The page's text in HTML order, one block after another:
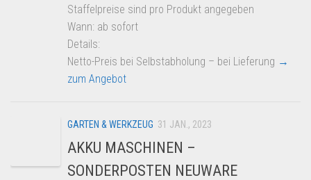
Staffelpreise sind pro Produkt angegeben
Wann: ab sofort
Details:
Netto-Preis bei Selbstabholung – bei Lieferung →
zum Angebot
GARTEN & WERKZEUG 31 JAN., 2023
AKKU MASCHINEN –
SONDERPOSTEN NEUWARE